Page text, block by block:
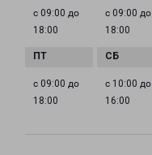
с 09:00 до
18:00
с 09:00 до
18:00
с 09:00 до
18:00
с 10:00 до
16:00